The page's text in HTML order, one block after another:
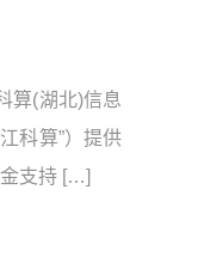
算(湖北)信息
科算”）提供
支持 […]